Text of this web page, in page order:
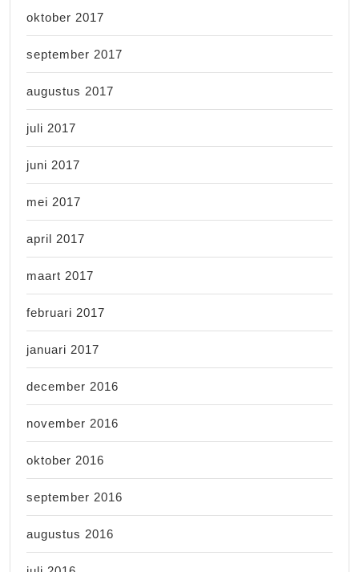
oktober 2017
september 2017
augustus 2017
juli 2017
juni 2017
mei 2017
april 2017
maart 2017
februari 2017
januari 2017
december 2016
november 2016
oktober 2016
september 2016
augustus 2016